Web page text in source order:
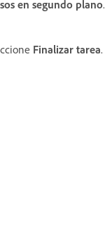
en segundo plano.
Finalizar tarea.